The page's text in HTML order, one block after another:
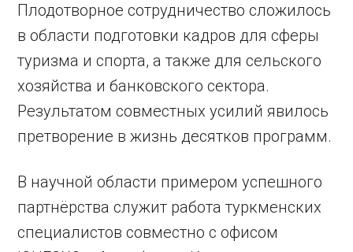
Плодотворное сотрудничество сложилось
в области подготовки кадров для сферы
туризма и спорта, а также для сельского
хозяйства и банковского сектора.
Результатом совместных усилий явилось
претворение в жизнь десятков программ.
В научной области примером успешного
партнёрства служит работа туркменских
специалистов совместно с офисом